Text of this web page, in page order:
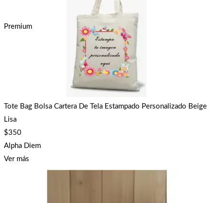
Premium
Tote Bag Bolsa Cartera De Tela Estampado Personalizado Beige
Lisa
$350
Alpha Diem
Ver más